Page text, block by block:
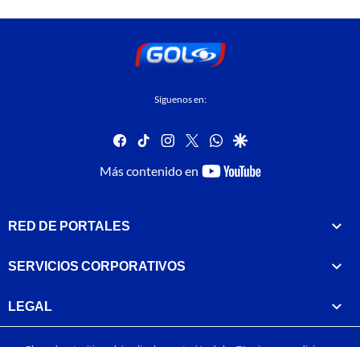
Síguenos en:
facebook
tiktok instagram
twitterwhatsapp
google
Más contenido en
youtube-
RED DE PORTALES
SERVICIOS CORPORATIVOS
LEGAL